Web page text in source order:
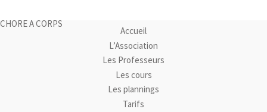
CHORE A CORPS
Accueil
L’Association
Les Professeurs
Les cours
Les plannings
Tarifs